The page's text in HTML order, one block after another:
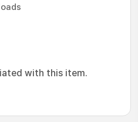
with this item.